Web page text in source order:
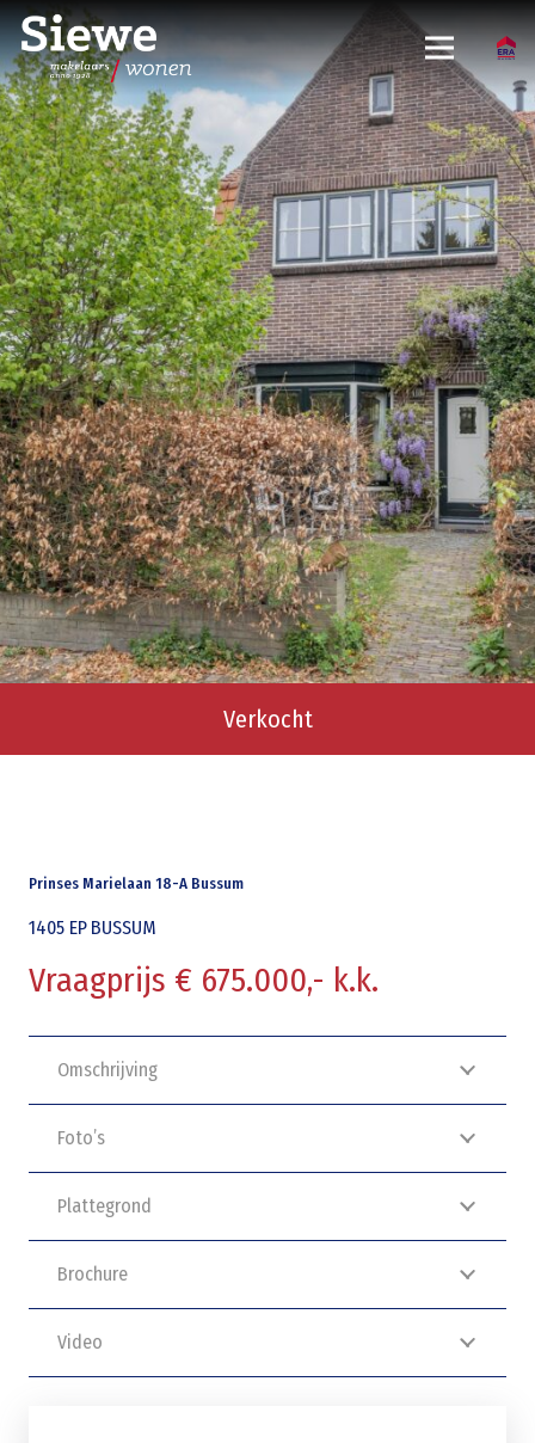
Verkocht
Prinses Marielaan 18-A Bussum
1405 EP BUSSUM
Vraagprijs € 675.000,- k.k.
Omschrijving
Foto’s
Plattegrond
Brochure
Video